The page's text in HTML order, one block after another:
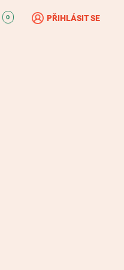
0 PŘIHLÁSIT SE